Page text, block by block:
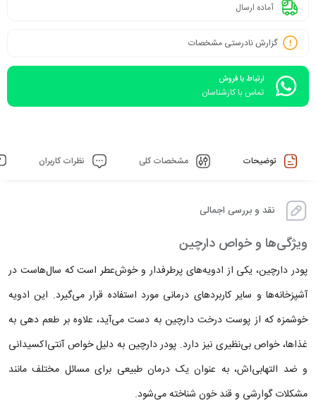
آماده ارسال
گزارش نادرستی مشخصات
ارتباط با فروش
تماس با کارشناسان
توضیحات مشخصات کلی نظرات کاربران
نقد و بررسی اجمالی
ویژگی‌ها و خواص دارچین
پودر دارچین، یکی از ادویه‌های پرطرفدار و خوش‌عطر است که سال‌هاست در
آشپزخانه‌ها و سایر کاربردهای درمانی مورد استفاده قرار می‌گیرد. این ادویه
خوشمزه که از پوست درخت دارچین به دست می‌آید، علاوه بر طعم دهی به
غذاها، خواص بی‌نظیری نیز دارد. پودر دارچین به دلیل خواص آنتی‌اکسیدانی
و ضد التهابی‌اش، به عنوان یک درمان طبیعی برای مسائل مختلف مانند
مشکلات گوارشی و قند خون شناخته می‌شود.